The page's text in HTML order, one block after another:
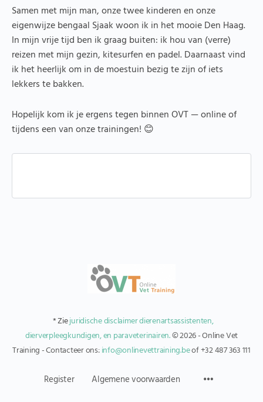
Samen met mijn man, onze twee kinderen en onze
eigenwijze bengaal Sjaak woon ik in het mooie Den Haag.
In mijn vrije tijd ben ik graag buiten: ik hou van (verre)
reizen met mijn gezin, kitesurfen en padel. Daarnaast vind
ik het heerlijk om in de moestuin bezig te zijn of iets
lekkers te bakken.
Hopelijk kom ik je ergens tegen binnen OVT — online of
tijdens een van onze trainingen! 😊
* Ziejuridische disclaimer dierenartsassistenten,
dierverpleegkundigen, en paraveterinairen.© 2026 - Online Vet
Training - Contacteer ons:info@onlinevettraining.beof +32 487 363 111
Register Algemene voorwaarden